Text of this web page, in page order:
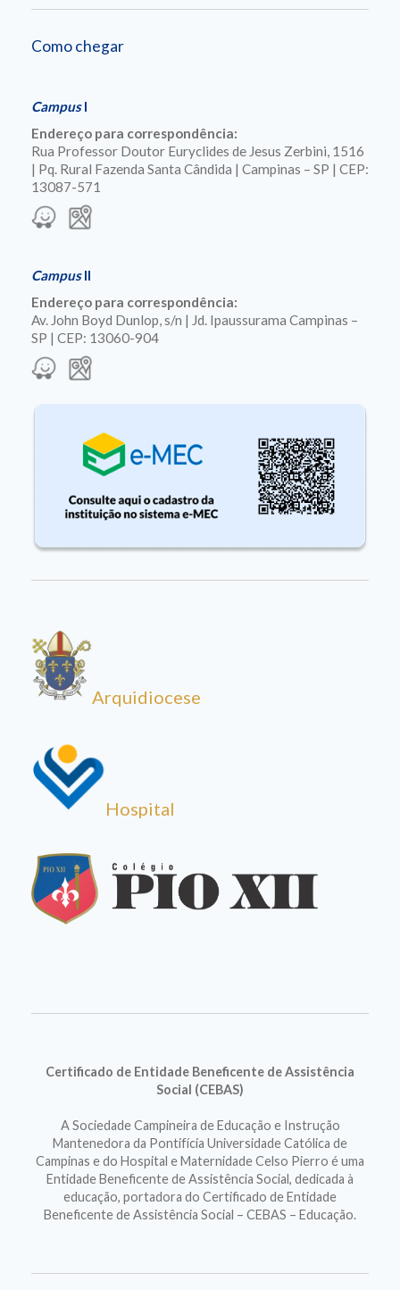
Como chegar
CampusI
Endereço para correspondência:
Rua Professor Doutor Euryclides de Jesus Zerbini, 1516
| Pq. Rural Fazenda Santa Cândida | Campinas – SP | CEP:
13087-571
CampusII
Endereço para correspondência:
Av. John Boyd Dunlop, s/n | Jd. Ipaussurama Campinas –
SP | CEP: 13060-904
Arquidiocese
Hospital
Certificado de Entidade Beneficente de Assistência
Social (CEBAS)
A Sociedade Campineira de Educação e Instrução
Mantenedora da Pontifícia Universidade Católica de
Campinas e do Hospital e Maternidade Celso Pierro é uma
Entidade Beneficente de Assistência Social, dedicada à
educação, portadora do Certificado de Entidade
Beneficente de Assistência Social – CEBAS – Educação.